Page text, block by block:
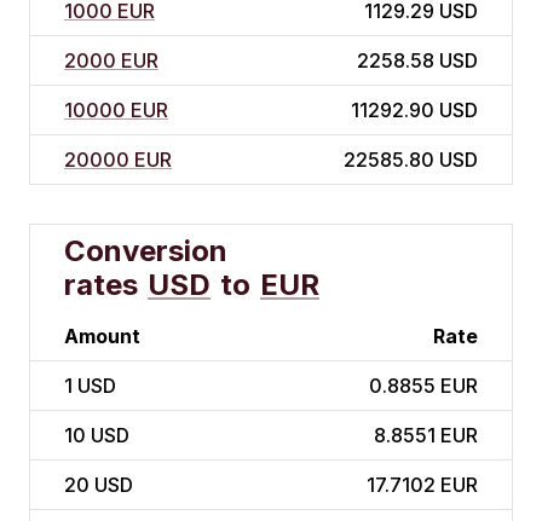
1000 EUR 1129.29 USD
2000 EUR 2258.58 USD
10000 EUR 11292.90 USD
20000 EUR 22585.80 USD
Conversion
rates USD to EUR
Amount Rate
1 USD 0.8855 EUR
10 USD 8.8551 EUR
20 USD 17.7102 EUR